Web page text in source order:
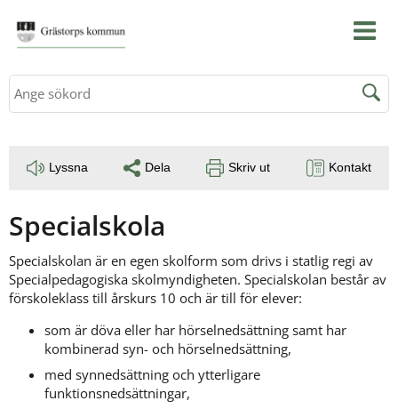
Sök
Lyssna Dela Skriv ut Kontakt
Specialskola
Specialskolan är en egen skolform som drivs i statlig regi av
Specialpedagogiska skolmyndigheten. Specialskolan består av
förskoleklass till årskurs 10 och är till för elever:
som är döva eller har hörselnedsättning samt har
kombinerad syn- och hörselnedsättning,
med synnedsättning och ytterligare
funktionsnedsättningar,